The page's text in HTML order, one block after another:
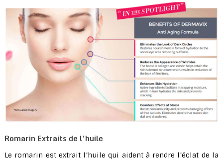
Romarin Extraits de l’huile
Le romarin est extrait l’huile qui aident à rendre l’éclat de la